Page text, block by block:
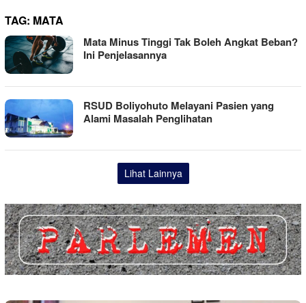
TAG: MATA
Mata Minus Tinggi Tak Boleh Angkat Beban?
Ini Penjelasannya
RSUD Boliyohuto Melayani Pasien yang
Alami Masalah Penglihatan
Lihat Lainnya